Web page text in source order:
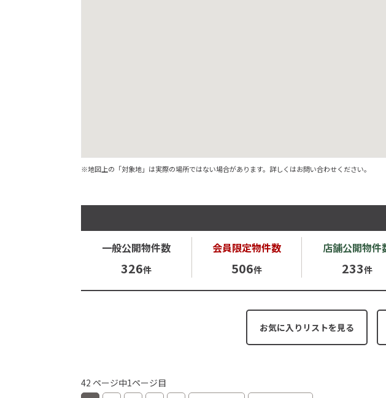
※地図上の「対象地」は実際の場所ではない場合があります。詳しくはお問い合わせください。
一般公開物件数
326件
会員限定物件数
506件
店舗公開物件
233件
お気に入りリストを見る
42 ページ中1ページ目